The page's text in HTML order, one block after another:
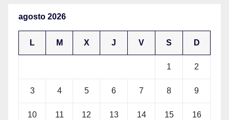
agosto 2026
L M X J V S D
1 2
3 4 5 6 7 8 9
10 11 12 13 14 15 16